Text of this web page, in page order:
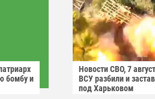
бомбу и
Новости СВО, 7
ВСУ разбили и
под Харьковом